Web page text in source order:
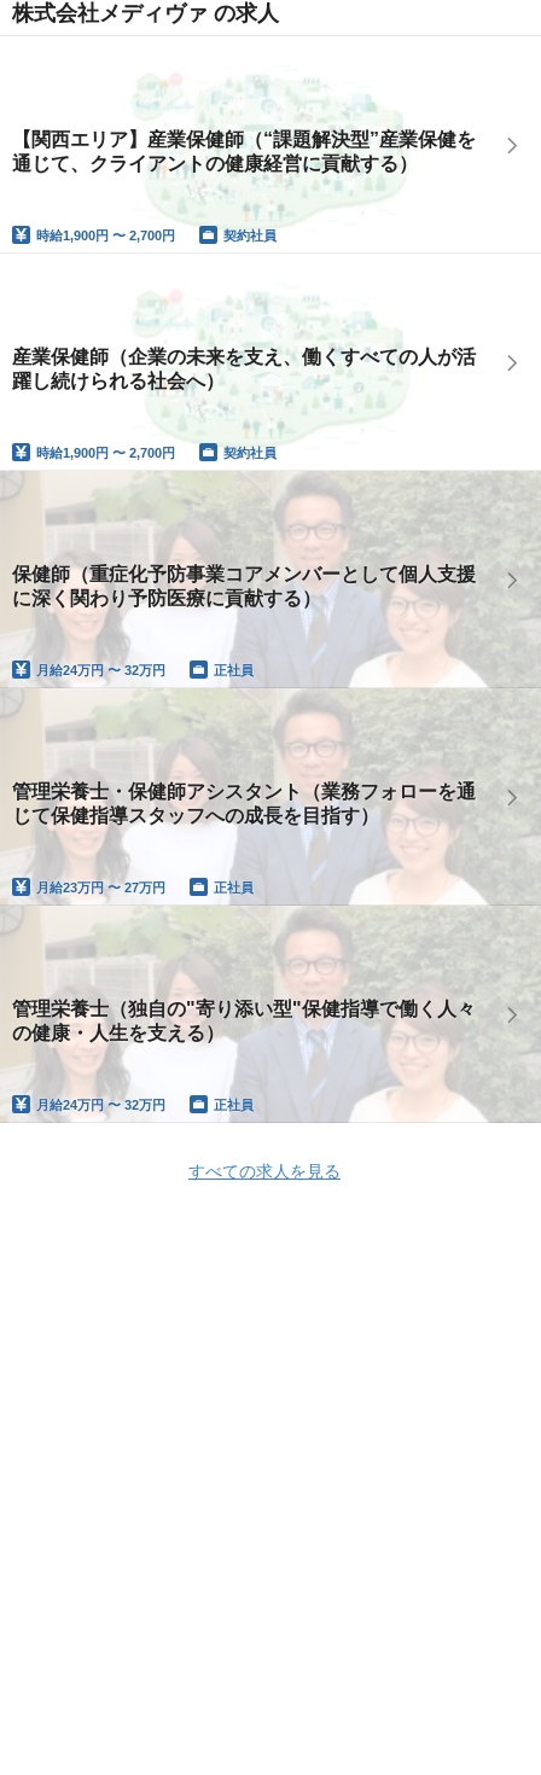
株式会社メディヴァ の求人
【関西エリア】産業保健師（“課題解決型”産業保健を
通じて、クライアントの健康経営に貢献する）
時給1,900円 〜 2,700円 契約社員
産業保健師（企業の未来を支え、働くすべての人が活
躍し続けられる社会へ）
時給1,900円 〜 2,700円 契約社員
保健師（重症化予防事業コアメンバーとして個人支援
に深く関わり予防医療に貢献する）
月給24万円 〜 32万円 正社員
管理栄養士・保健師アシスタント（業務フォローを通
じて保健指導スタッフへの成長を目指す）
月給23万円 〜 27万円 正社員
管理栄養士（独自の"寄り添い型"保健指導で働く人々
の健康・人生を支える）
月給24万円 〜 32万円 正社員
すべての求人を見る